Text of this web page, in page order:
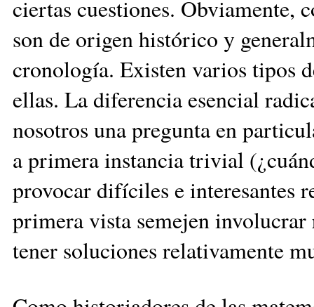
ciertas cuestiones. Obviamente,
son de origen histórico y
cronología. Existen varios tipos
ellas. La diferencia esencial
nosotros una pregunta en
a primera instancia trivial
provocar difíciles e interesantes
primera vista semejen
tener soluciones relativamente